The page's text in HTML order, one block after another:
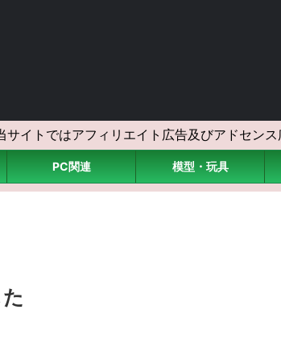
サイトではアフィリエイト広告及びアドセン
PC関連 模型・玩具